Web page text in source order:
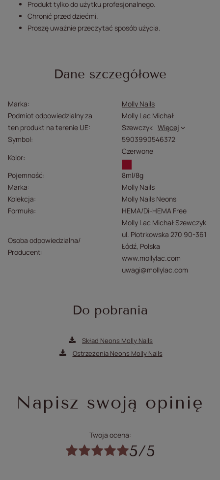
Produkt tylko do użytku profesjonalnego.
Chronić przed dziećmi.
Proszę uważnie przeczytać sposób użycia.
Dane szczegółowe
Marka
Molly Nails
Podmiot odpowiedzialny za
ten produkt na terenie UE
Molly Lac Michał
Szewczyk Więcej
Symbol
5903990546372
Kolor
Czerwone
Pojemność
8ml/8g
Marka
Molly Nails
Kolekcja
Molly Nails Neons
Formuła
HEMA/Di-HEMA Free
Osoba odpowiedzialna/
Producent
Molly Lac Michał Szewczyk
ul. Piotrkowska 270 90-361
Łódź, Polska
www.mollylac.com
uwagi@mollylac.com
Do pobrania
Skład Neons Molly Nails
Ostrzeżenia Neons Molly Nails
Napisz swoją opinię
Twoja ocena:
5/5